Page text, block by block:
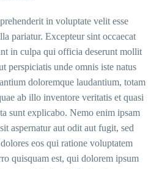
in voluptate velit esse
pariatur. Excepteur sint occaecat
in culpa qui officia deserunt mollit
perspiciatis unde omnis iste natus
doloremque laudantium, totam
ab illo inventore veritatis et quasi
sunt explicabo. Nemo enim ipsam
aspernatur aut odit aut fugit, sed
eos qui ratione voluptatem
quisquam est, qui dolorem ipsum